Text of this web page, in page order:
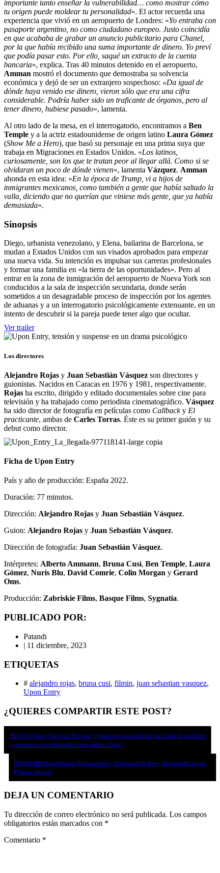
importante tanto enseñar la vulnerabilidad… como mostrar cómo
tu origen puede moldear tu personalidad«. El actor recuerda una
experiencia que vivió en un aeropuerto de Londres: «Yo entraba con
pasaporte argentino, no como ciudadano europeo. Justo coincidía
en que acababa de grabar un anuncio publicitario para Chanel,
por la que había recibido una suma importante de dinero. Yo preví
que podía pasar esto. Por ello, saqué un extracto de la cuenta
bancaria«, explica. Tras 40 minutos detenido en el aeropuerto,
Amman mostró el documento que demostraba su solvencia
económica y dejó de ser un extranjero sospechoso: «Da igual de
dónde haya venido ese dinero, vieron sólo que era una cifra
considerable. Podría haber sido un traficante de órganos, pero al
tener dinero, hubiese pasado«, lamenta.
Al otro lado de la mesa, en el interrogatorio, encontramos a Ben
Temple y a la actriz estadounidense de origen latino Laura Gómez
(Show Me a Hero), que basó su personaje en una prima suya que
trabaja en Migraciones en Estados Unidos. «Los latinos,
curiosamente, son los que te tratan peor al llegar allá. Como si se
olvidaran un poco de dónde vienen«, lamenta Vázquez. Amman
ahonda en esta idea: «En la época de Trump, vi a hijos de
inmigrantes mexicanos, como también a gente que había saltado la
valla, diciendo que no querían que viniese más gente, que ya había
demasiada«.
Sinopsis
Diego, urbanista venezolano, y Elena, bailarina de Barcelona, se
mudan a Estados Unidos con sus visados aprobados para empezar
una nueva vida. Su intención es impulsar sus carreras profesionales
y formar una familia en «la tierra de las oportunidades». Pero al
entrar en la zona de inmigración del aeropuerto de Nueva York son
conducidos a la sala de inspección secundaria, donde serán
sometidos a un desagradable proceso de inspección por los agentes
de aduanas y a un interrogatorio psicológicamente extenuante, en un
intento de descubrir si la pareja puede tener algo que ocultar.
Ver trailer
Los directores
Alejandro Rojas y Juan Sebastián Vásquez son directores y
guionistas. Nacidos en Caracas en 1976 y 1981, respectivamente.
Rojas ha escrito, dirigido y editado documentales sobre cine para
televisión y ha trabajado como periodista cinematográfico. Vásquez
ha sido director de fotografía en películas como Callbacky El
practicante, ambas de Carles Torras. Éste es su primer guión y su
debut como director.
Ficha de Upon Entry
País y año de producción: España 2022.
Duración: 77 minutos.
Dirección: Alejandro Rojas y Juan Sebastián Vásquez.
Guion: Alejandro Rojas y Juan Sebastián Vásquez.
Dirección de fotografía: Juan Sebastián Vásquez.
Intérpretes: Alberto Ammann, Bruna Cusí, Ben Temple, Laura
Gómez, Nuris Blu, David Comrie, Colin Morgan y Gerard
Oms.
Producción: Zabriskie Films, Basque Films, Sygnatia.
PUBLICADO POR:
Patandi
| 11 diciembre, 2023
ETIQUETAS
# alejandro rojas, bruna cusi, filmin, juan sebastian vasquez,
Upon Entry
¿QUIERES COMPARTIR ESTE POST?
AnteriorJuan Francisco Viruega: “Amanece es una película que habla de conflictos
y cuestiones no verbalizadas entre padres e hijos”
SiguienteMundoficción Producciones y Antonio de la Torre, distinguidos en los
Premios Asecan
DEJA UN COMENTARIO
Tu dirección de correo electrónico no será publicada. Los campos
obligatorios están marcados con *
Comentario *